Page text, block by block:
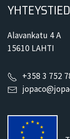
Alavankatu 4 A
15610 LAHTI
+358 3 752